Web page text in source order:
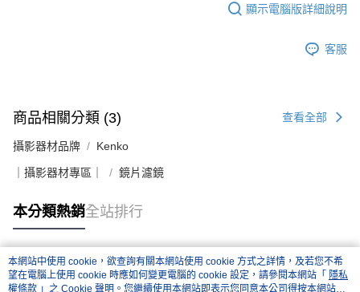
顯示電腦版詳細說明
客服
商品相關分類 (3) 查看全部
攝影器材品牌 Kenko
｜攝影器材專區｜ 鏡片濾鏡
本分類熱銷全站排行
熱門標籤
本網站中使用 cookie，欲查詢有關本網站使用 cookie 方式之詳情，及若您不希
望在電腦上使用 cookie 時應如何變更電腦的 cookie 設定，請參閱本網站「 隱私
權條款 」之 Cookie 聲明。您繼續使用本網站即表示您同意本公司得按本網站使